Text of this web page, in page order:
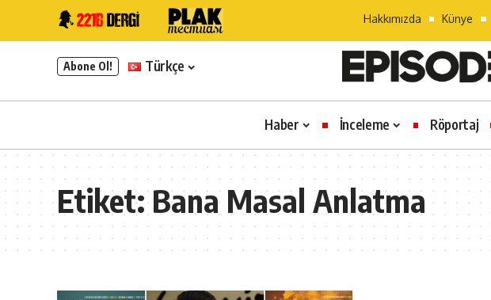
Hakkımızda Künye
Abone Ol! Türkçe
Haber İnceleme Röportaj
Etiket:Bana Masal Anlatma